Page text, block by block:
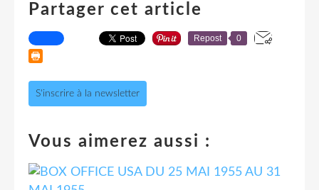
Partager cet article
Repost 0
S'inscrire à la newsletter
Vous aimerez aussi :